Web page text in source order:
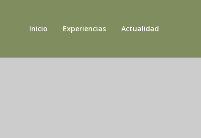
Inicio Experiencias Actualidad